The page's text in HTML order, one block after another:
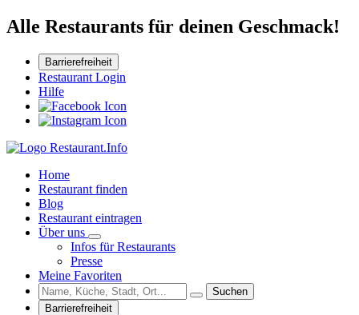
Alle Restaurants für deinen Geschmack!
Barrierefreiheit
Restaurant Login
Hilfe
Home
Restaurant finden
Blog
Restaurant eintragen
Über uns
Infos für Restaurants
Presse
Meine Favoriten
Suchen
Barrierefreiheit